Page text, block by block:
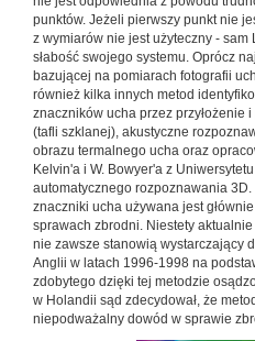
punktów. Jeżeli pierwszy punkt nie
z wymiarów nie jest użyteczny - sam
słabość swojego systemu. Oprócz
bazującej na pomiarach fotografii
również kilka innych metod
znaczników ucha przez przyłożenie
(tafli szklanej), akustyczne
obrazu termalnego ucha oraz
Kelvin'a i W. Bowyer'a z
automatycznego rozpoznawania
znaczniki ucha używana jest
sprawach zbrodni. Niestety
nie zawsze stanowią wystarczający
Anglii w latach 1996-1998 na
zdobytego dzięki tej metodzie
w Holandii sąd zdecydował, że
niepodważalny dowód w sprawie